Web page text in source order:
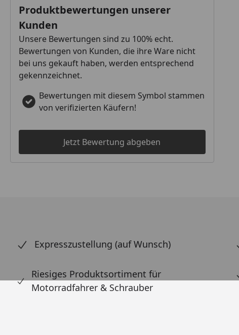
Produktbewertungen unserer
Kunden
Unsere Bewertungen sind zu 100% echt.
Bewertungen von Kunden, die ihre Ware nicht
bei uns gekauft haben, werden entsprechend
gekennzeichnet.
Bewertungen mit diesem Symbol stammen
von verifizierten Käufern!
Jetzt Bewertung abgeben
Expresszustellung (auf Wunsch)
Riesiges Produktsortiment für
Motorradfahrer & Schrauber